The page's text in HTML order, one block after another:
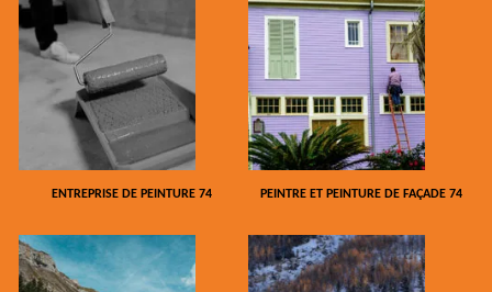
ENTREPRISE DE PEINTURE 74 PEINTRE ET PEINTURE DE FAÇADE 74